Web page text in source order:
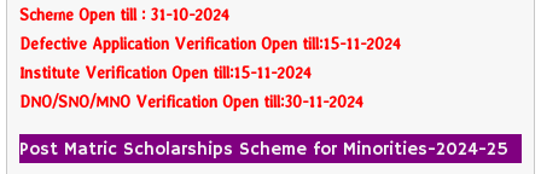
Scheme Open till : 31-10-2024
Defective Application Verification Open till:15-11-2024
Institute Verification Open till:15-11-2024
DNO/SNO/MNO Verification Open till:30-11-2024
Post Matric Scholarships Scheme for Minorities-2024-25